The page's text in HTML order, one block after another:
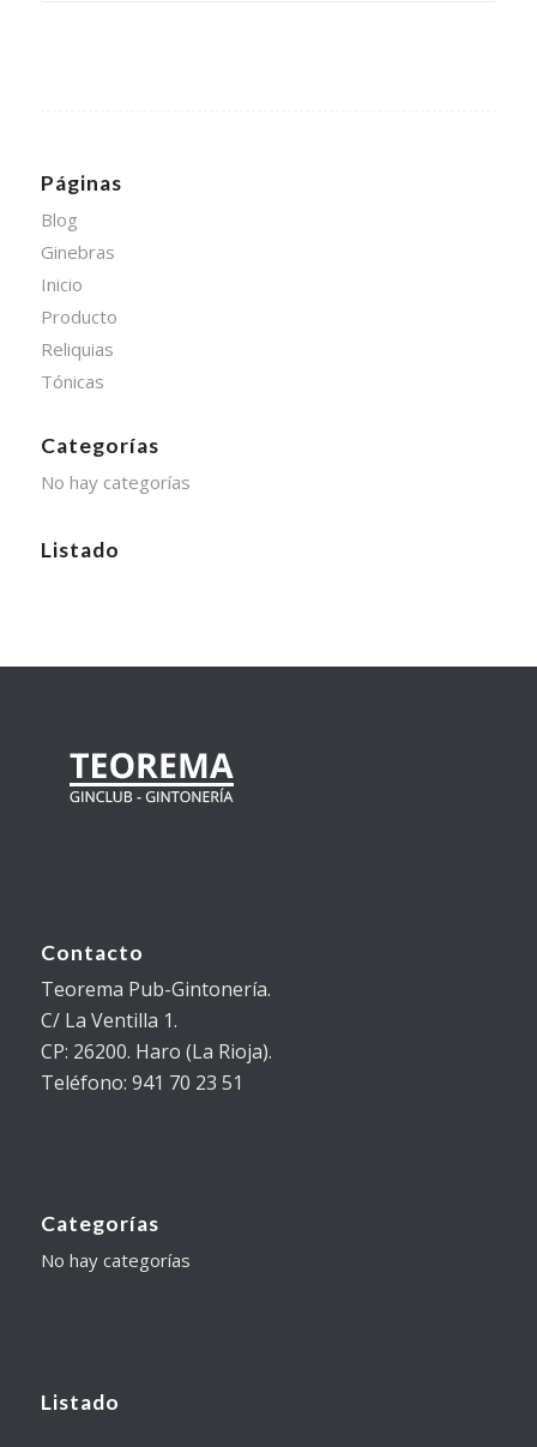
Páginas
Blog
Ginebras
Inicio
Producto
Reliquias
Tónicas
Categorías
No hay categorías
Listado
Contacto
Teorema Pub-Gintonería.
C/ La Ventilla 1.
CP: 26200. Haro (La Rioja).
Teléfono: 941 70 23 51
Categorías
No hay categorías
Listado